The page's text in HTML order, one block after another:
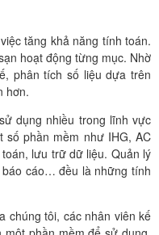
tăng khả năng tính toán.
hoạt động từng mục. Nhờ
phân tích số liệu dựa trên
hơn.
dụng nhiều trong lĩnh vực
số phần mềm như IHG, AC
lưu trữ dữ liệu. Quản lý
cáo… đều là những tính
chúng tôi, các nhân viên kế